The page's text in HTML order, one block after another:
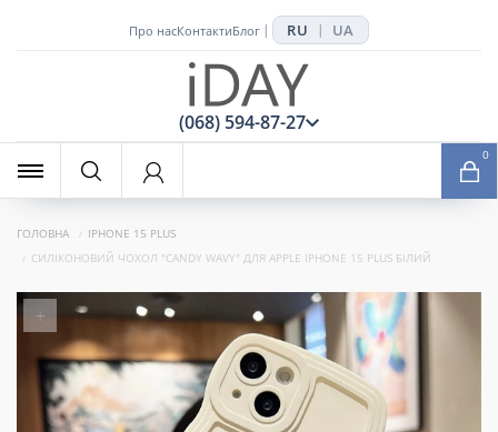
Про насКонтактиБлог | RU | UA
(068) 594-87-27
0
ГОЛОВНА
IPHONE 15 PLUS
СИЛІКОНОВИЙ ЧОХОЛ "CANDY WAVY" ДЛЯ APPLE IPHONE 15 PLUS БІЛИЙ
+